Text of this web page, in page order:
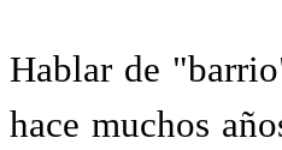
Hablar de
hace muchos